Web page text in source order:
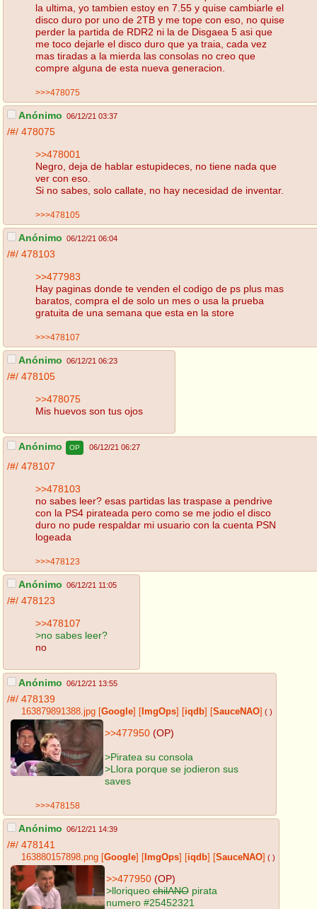
la ultima, yo tambien estoy en 7.55 y quise cambiarle el
disco duro por uno de 2TB y me tope con eso, no quise
perder la partida de RDR2 ni la de Disgaea 5 asi que
me toco dejarle el disco duro que ya traia, cada vez
mas tiradas a la mierda las consolas no creo que
compre alguna de esta nueva generacion.
>>>478075
Anónimo 06/12/21 03:37
/#/ 478075
>>478001
Negro, deja de hablar estupideces, no tiene nada que
ver con eso.
Si no sabes, solo callate, no hay necesidad de inventar.
>>>478105
Anónimo 06/12/21 06:04
/#/ 478103
>>477983
Hay paginas donde te venden el codigo de ps plus mas
baratos, compra el de solo un mes o usa la prueba
gratuita de una semana que esta en la store
>>>478107
Anónimo 06/12/21 06:23
/#/ 478105
>>478075
Mis huevos son tus ojos
Anónimo OP 06/12/21 06:27
/#/ 478107
>>478103
no sabes leer? esas partidas las traspase a pendrive
con la PS4 pirateada pero como se me jodio el disco
duro no pude respaldar mi usuario con la cuenta PSN
logeada
>>>478123
Anónimo 06/12/21 11:05
/#/ 478123
>>478107
>no sabes leer?
no
Anónimo 06/12/21 13:55
/#/ 478139
163879891388.jpg Google ImgOps iqdb SauceNAO ( )
>>477950 (OP)
>Piratea su consola
>Llora porque se jodieron sus
saves
>>>478158
Anónimo 06/12/21 14:39
/#/ 478141
163880157898.png Google ImgOps iqdb SauceNAO ( )
>>477950(OP)
>lloriqueochilANOpirata
numero #25452321